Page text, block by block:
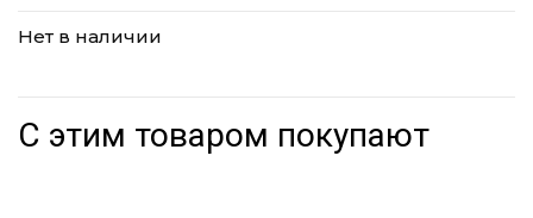
Нет в наличии
С этим товаром покупают